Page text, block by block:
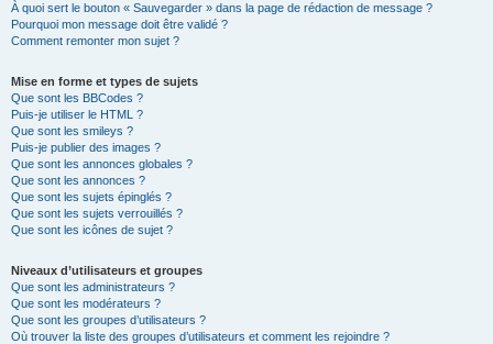
À quoi sert le bouton « Sauvegarder » dans la page de rédaction de message ?
Pourquoi mon message doit être validé ?
Comment remonter mon sujet ?
Mise en forme et types de sujets
Que sont les BBCodes ?
Puis-je utiliser le HTML ?
Que sont les smileys ?
Puis-je publier des images ?
Que sont les annonces globales ?
Que sont les annonces ?
Que sont les sujets épinglés ?
Que sont les sujets verrouillés ?
Que sont les icônes de sujet ?
Niveaux d’utilisateurs et groupes
Que sont les administrateurs ?
Que sont les modérateurs ?
Que sont les groupes d’utilisateurs ?
Où trouver la liste des groupes d’utilisateurs et comment les rejoindre ?